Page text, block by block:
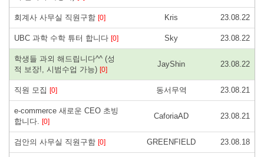
회계사 사무실 직원구함 [0] Kris 23.08.22
UBC 과학 수학 튜터 합니다 [0] Sky 23.08.22
학생들 과외 해드립니다^^ (성
적 보장!, 시범수업 가능) [0]
JayShin 23.08.22
직원 모집 [0] 동서무역 23.08.21
e-commerce 새로운 CEO 초빙
합니다. [0]
CaforiaAD 23.08.21
검안의 사무실 직원구함 [0] GREENFIELD 23.08.18